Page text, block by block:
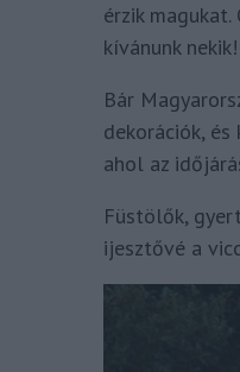
érzik
kívánunk nekik!
Bár
dekorációk,
ahol az
Füstölők,
ijesztővé a